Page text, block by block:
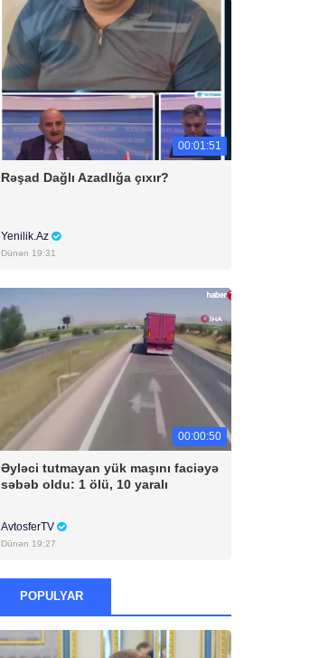
00:01:51
Rəşad Dağlı Azadlığa çıxır?
Yenilik.Az
Dünən 19:31
00:00:50
Əyləci tutmayan yük maşını faciəyə
səbəb oldu: 1 ölü, 10 yaralı
AvtosferTV
Dünən 19:27
POPULYAR